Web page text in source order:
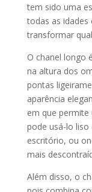
tem sido uma
todas as idades
transformar
O chanel longo
na altura dos
pontas
aparência
em que permite
pode usá-lo liso
escritório, ou
mais
Além disso, o